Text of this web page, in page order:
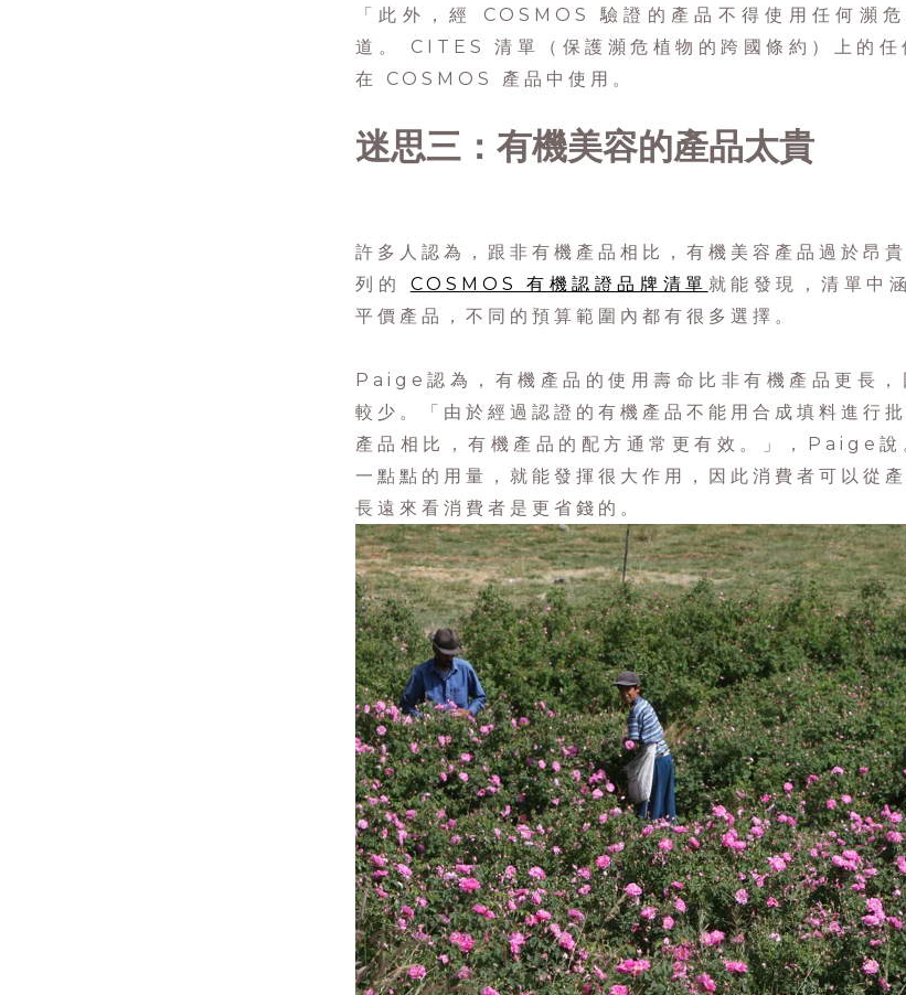
「此外，經 COSMOS 驗證的產品不得使用任何瀕
道。 CITES 清單（保護瀕危植物的跨國條約）上的任
在 COSMOS 產品中使用。
迷思三：有機美容的產品太貴
許多人認為，跟非有機產品相比，有機美容產品過於昂
列的 COSMOS 有機認證品牌清單 就能發現，清單中
平價產品，不同的預算範圍內都有很多選擇。
Paige認為，有機產品的使用壽命比非有機產品更長，
較少。「由於經過認證的有機產品不能用合成填料進行
產品相比，有機產品的配方通常更有效。」，Paige說
一點點的用量，就能發揮很大作用，因此消費者可以從
長遠來看消費者是更省錢的。